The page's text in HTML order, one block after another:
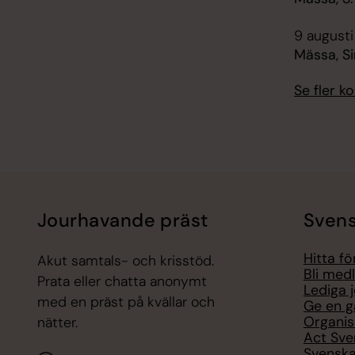
9
Mässa,
Se fler
Jourhavande präst
Akut samtals- och krisstöd.
Prata eller chatta anonymt
med en präst på kvällar och
nätter.
Hitta
Bli
Lediga
Ge en
Act